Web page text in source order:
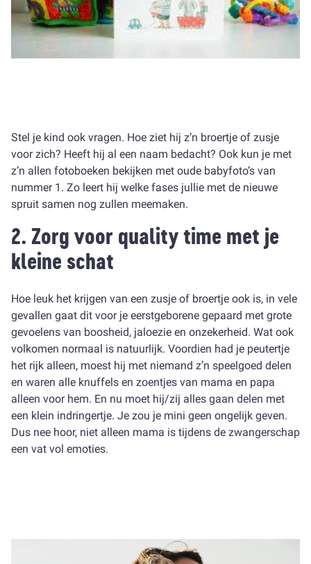
Stel je kind ook vragen. Hoe ziet hij z’n broertje of zusje
voor zich? Heeft hij al een naam bedacht? Ook kun je met
z’n allen fotoboeken bekijken met oude babyfoto’s van
nummer 1. Zo leert hij welke fases jullie met de nieuwe
spruit samen nog zullen meemaken.
2. Zorg voor quality time met je
kleine schat
Hoe leuk het krijgen van een zusje of broertje ook is, in vele
gevallen gaat dit voor je eerstgeborene gepaard met grote
gevoelens van boosheid, jaloezie en onzekerheid. Wat ook
volkomen normaal is natuurlijk. Voordien had je peutertje
het rijk alleen, moest hij met niemand z’n speelgoed delen
en waren alle knuffels en zoentjes van mama en papa
alleen voor hem. En nu moet hij/zij alles gaan delen met
een klein indringertje. Je zou je mini geen ongelijk geven.
Dus nee hoor, niet alleen mama is tijdens de zwangerschap
een vat vol emoties.